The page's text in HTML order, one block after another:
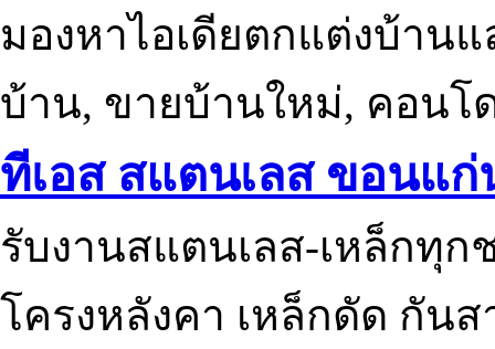
มองหาไอเดียตกแต่งบ้าน
บ้าน, ขายบ้านใหม่, คอนโ
ทีเอส สแตนเลส ขอนแก่
รับงานสแตนเลส-เหล็กทุ
โครงหลังคา เหล็กดัด กัน